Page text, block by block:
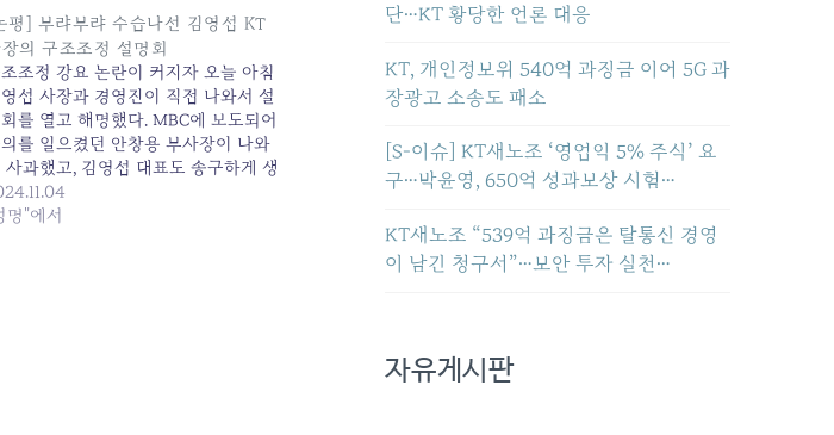
평] 부랴부랴 수습나선 김영섭 KT
의 구조조정 설명회
조정 강요 논란이 커지자 오늘 아침
섭 사장과 경영진이 직접 나와서 설
를 열고 해명했다. MBC에 보도되어
를 일으켰던 안창용 부사장이 나와
사과했고, 김영섭 대표도 송구하게 생
다고 말했다. 김영섭 사장이 서두에
조정의 배경을 해명했는데, 지난 국
명"에서
단…KT 황당한 언론 대응
KT, 개인정보위 540억 과징금 이어 5G 과
장광고 소송도 패소
[S-이슈] KT새노조 ‘영업익 5% 주식’ 요
구…박윤영, 650억 성과보상 시험…
KT새노조 “539억 과징금은 탈통신 경영
이 남긴 청구서”…보안 투자 실천…
자유게시판